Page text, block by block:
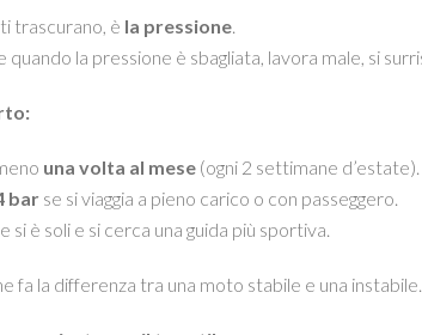
trascurano, è la pressione.
quando la pressione è sbagliata, lavora male, si
una volta al mese(ogni 2 settimane d’estate).
barse si viaggia a pieno carico o con passeggero.
si è soli e si cerca una guida più sportiva.
fa la differenza tra una moto stabile e una instabile.